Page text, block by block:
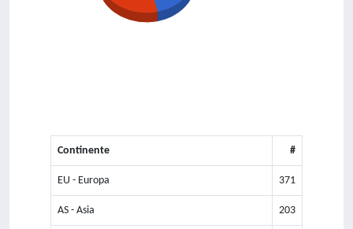
Continente #
EU - Europa 371
AS - Asia 203